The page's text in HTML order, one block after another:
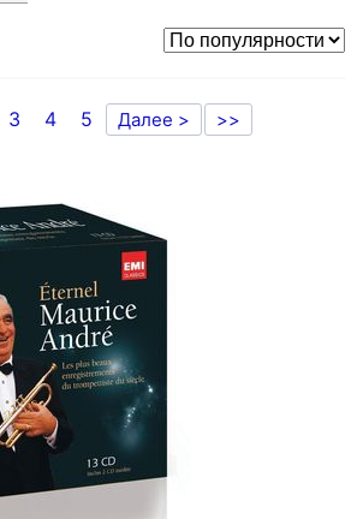
3 4 5 Далее > >>